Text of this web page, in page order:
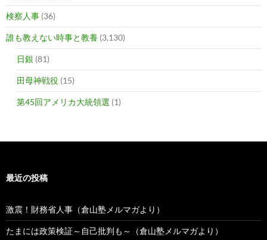
検察人事 (36)
誰も教えない時事と教養 (3,130)
日銀 (81)
田母神戦役 (15)
第45回アメリカ大統領選 (1)
最近の投稿
激震！財務省人事（倉山塾メルマガより）
たまには政策検証～自己批判も～（倉山塾メルマガより）